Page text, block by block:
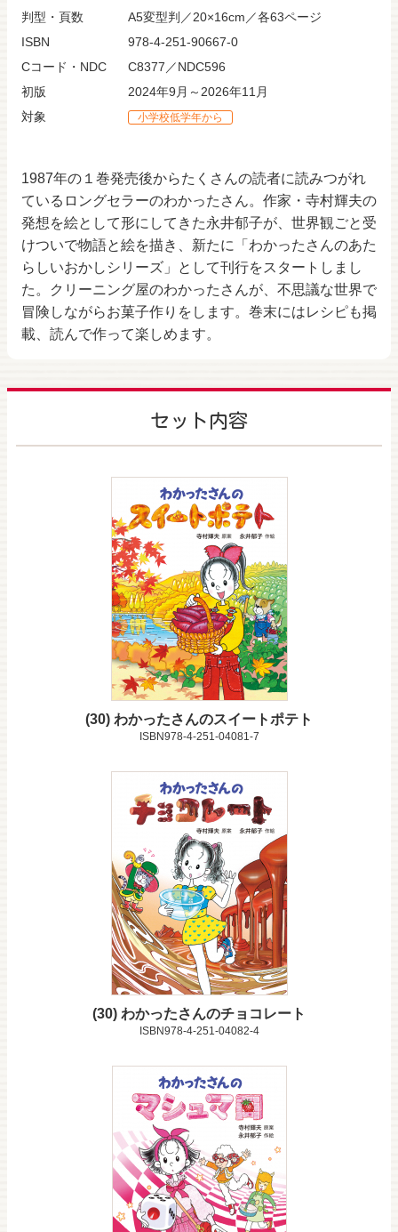
1987年の１巻発売後からたくさんの読者に読みつがれ
ているロングセラーのわかったさん。作家・寺村輝夫の
発想を絵として形にしてきた永井郁子が、世界観ごと受
けついで物語と絵を描き、新たに「わかったさんのあた
らしいおかしシリーズ」として刊行をスタートしまし
た。クリーニング屋のわかったさんが、不思議な世界で
冒険しながらお菓子作りをします。巻末にはレシピも掲
載、読んで作って楽しめます。
判型・頁数
A5変型判／20×16cm／各63ページ
ISBN
978-4-251-90667-0
Cコード・NDC
C8377／NDC596
初版
2024年9月～2026年11月
対象
小学校低学年から
セット内容
30 わかったさんのスイートポテト
ISBN978-4-251-04081-7
30 わかったさんのチョコレート
ISBN978-4-251-04082-4